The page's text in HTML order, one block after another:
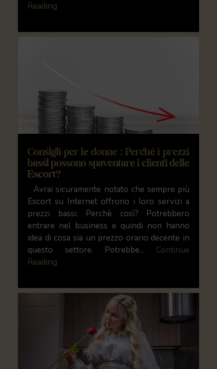
Reading
Consigli per le donne : Perché i prezzi
bassi possono spaventare i clienti delle
Escort?
Avrai sicuramente notato che sempre più
Escort su Internet offrono i loro servizi a
prezzi bassi. Perchè così? Potrebbero
entrare nel business e quindi non hanno
idea di cosa sia un prezzo orario decente in
questo settore. Potrebbe... Continue
Reading